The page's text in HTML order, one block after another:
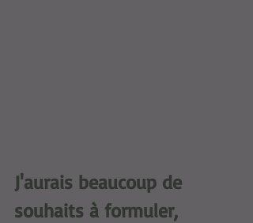
J'aurais beaucoup de
souhaits à formuler,